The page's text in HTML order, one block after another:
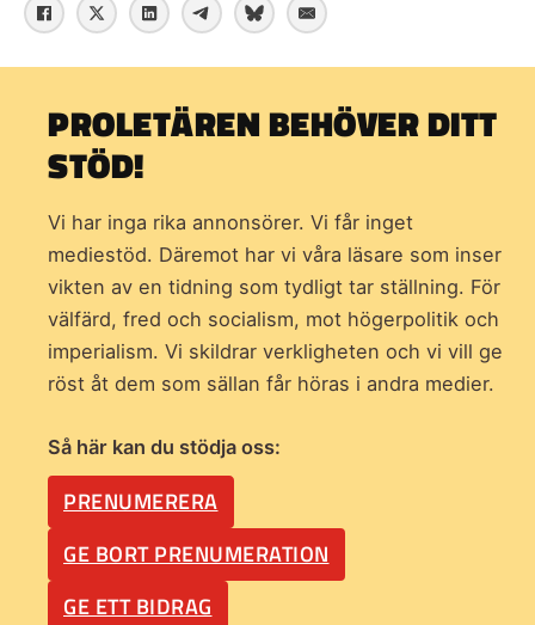
PROLETÄREN BEHÖVER DITT
STÖD!
Vi har inga rika annonsörer. Vi får inget
mediestöd. Däremot har vi våra läsare som inser
vikten av en tidning som tydligt tar ställning. För
välfärd, fred och socialism, mot högerpolitik och
imperialism. Vi skildrar verkligheten och vi vill ge
röst åt dem som sällan får höras i andra medier.
Så här kan du stödja oss:
PRENUMERERA
GE BORT PRENUMERATION
GE ETT BIDRAG